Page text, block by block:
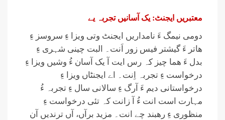
معتبریں ایجنٹ: یک آسانیں تجربہ یے
دومی نیمگ ءَ نامداریں ایجنٹ وتی ویزا ءِ سروسز ءِ
ھاتر ءَ گیشتر فیس زور اَنت۔ البت چینی شہری ءِ
بدل ءَ ھما چیز کہ رس ایت آ یک آسان ءُ وشیں ویزا ءِ
درخواست ءِ تجربہ اِنت۔ اے ایجنٹاں ویزا ءِ
درخواستانی دیم ءَ آرگ ءِ سالانی سال ءِ تجربہ ءُ
مہارت است انت ءُ آ زانت کہ تئی درخواست ءِ
منظوری ءِ رھبند چے انت۔ مزید برآں، آں ترندیں آن